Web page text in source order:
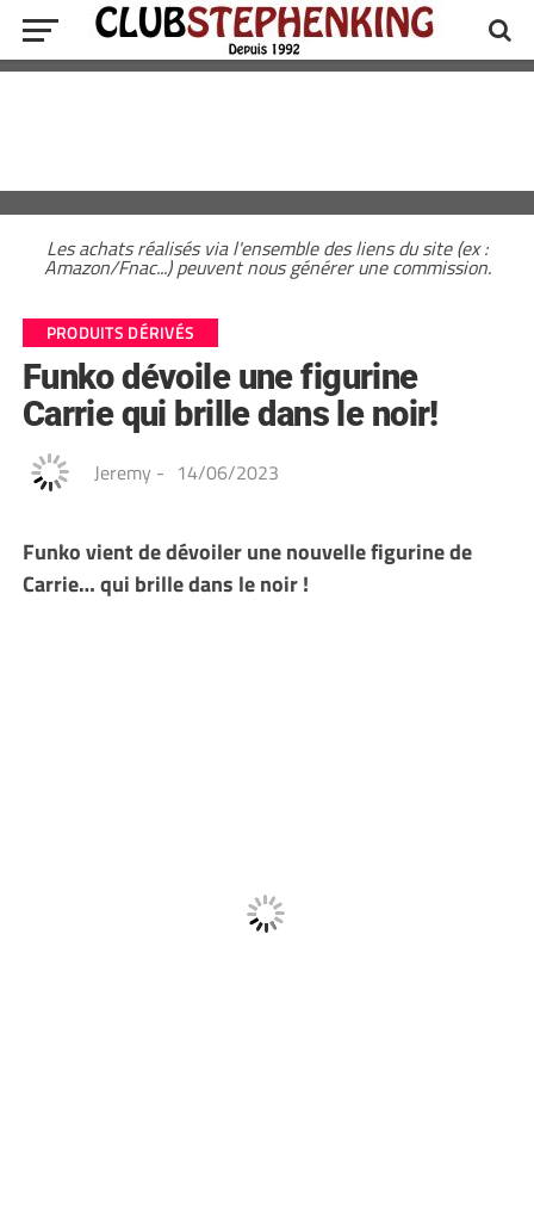
Les achats réalisés via l'ensemble des liens du site (ex :
Amazon/Fnac...) peuvent nous générer une commission.
PRODUITS DÉRIVÉS
Funko dévoile une figurine
Carrie qui brille dans le noir!
Jeremy - 14/06/2023
Funko vient de dévoiler une nouvelle figurine de
Carrie… qui brille dans le noir !